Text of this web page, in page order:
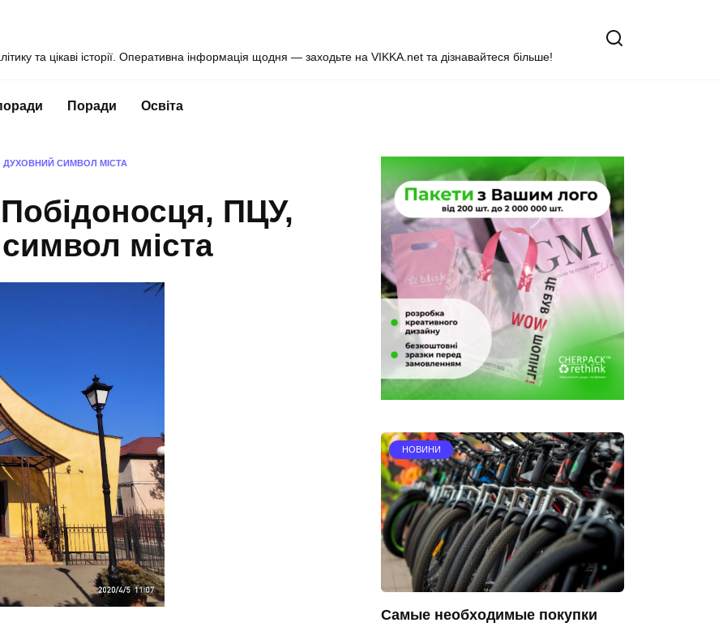
та цікаві історії. Оперативна інформація щодня — заходьте на VIKKA.net та дізнавайтеся більше!
Поради Освіта
ДУХОВНИЙ СИМВОЛ МІСТА
ПЦУ,
міста
НОВИНИ
Самые необходимые покупки